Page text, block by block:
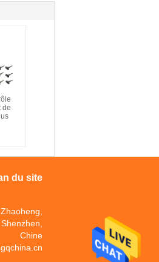
de
du site
Chine